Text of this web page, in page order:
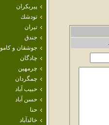
پيربكران
تودشك
تيران
جندق
جوشقان و كامو
چادگان
چرمهين
چمگردان
حبيب آباد
حسن آباد
حنا
خالدآباد